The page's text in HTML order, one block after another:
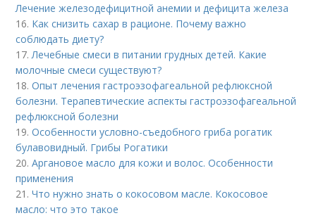
Лечение железодефицитной анемии и дефицита железа
16. Как снизить сахар в рационе. Почему важно
соблюдать диету?
17.Лечебные смеси в питании грудных детей. Какие
молочные смеси существуют?
18.Опыт лечения гастроэзофагеальной рефлюксной
болезни. Терапевтические аспекты гастроэзофагеальной
рефлюксной болезни
19.Особенности условно-съедобного гриба рогатик
булавовидный. Грибы Рогатики
20.Аргановое масло для кожи и волос. Особенности
применения
21.Что нужно знать о кокосовом масле. Кокосовое
масло: что это такое